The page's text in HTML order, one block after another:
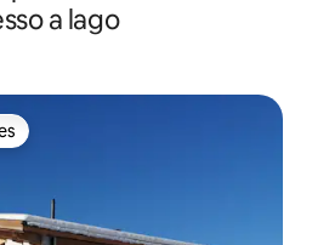
a lago
dos hóspedes